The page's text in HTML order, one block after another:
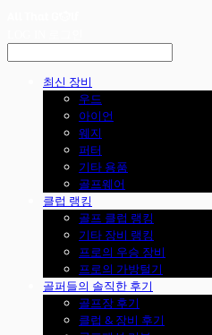
최신 장비
우드
아이언
웨지
퍼터
기타 용품
골프웨어
클럽 랭킹
골프 클럽 랭킹
기타 장비 랭킹
프로의 우승 장비
프로의 가방털기
골퍼들의 솔직한 후기
골프장 후기
클럽 & 장비 후기